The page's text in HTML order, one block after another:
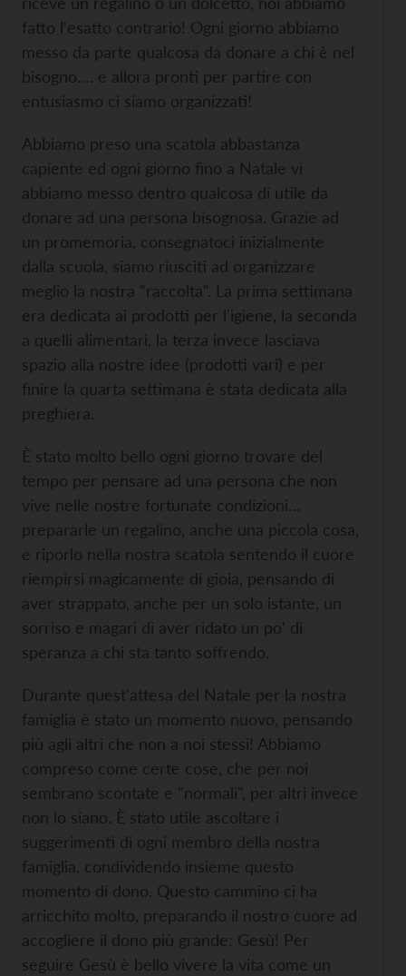
fatto l'esatto contrario! Ogni giorno abbiamo
messo da parte qualcosa da donare a chi è nel
bisogno…. e allora pronti per partire con
entusiasmo ci siamo organizzati!
Abbiamo preso una scatola abbastanza
capiente ed ogni giorno fino a Natale vi
abbiamo messo dentro qualcosa di utile da
donare ad una persona bisognosa. Grazie ad
un promemoria, consegnatoci inizialmente
dalla scuola, siamo riusciti ad organizzare
meglio la nostra "raccolta". La prima settimana
era dedicata ai prodotti per l'igiene, la seconda
a quelli alimentari, la terza invece lasciava
spazio alla nostre idee (prodotti vari) e per
finire la quarta settimana è stata dedicata alla
preghiera.
È stato molto bello ogni giorno trovare del
tempo per pensare ad una persona che non
vive nelle nostre fortunate condizioni…
prepararle un regalino, anche una piccola cosa,
e riporlo nella nostra scatola sentendo il cuore
riempirsi magicamente di gioia, pensando di
aver strappato, anche per un solo istante, un
sorriso e magari di aver ridato un po' di
speranza a chi sta tanto soffrendo.
Durante quest'attesa del Natale per la nostra
famiglia è stato un momento nuovo, pensando
più agli altri che non a noi stessi! Abbiamo
compreso come certe cose, che per noi
sembrano scontate e "normali", per altri invece
non lo siano. È stato utile ascoltare i
suggerimenti di ogni membro della nostra
famiglia, condividendo insieme questo
momento di dono. Questo cammino ci ha
arricchito molto, preparando il nostro cuore ad
accogliere il dono più grande: Gesù! Per
seguire Gesù è bello vivere la vita come un